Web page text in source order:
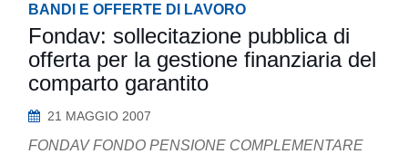
BANDI E OFFERTE DI LAVORO
Fondav: sollecitazione pubblica di
offerta per la gestione finanziaria del
comparto garantito
21 MAGGIO 2007
FONDAV FONDO PENSIONE COMPLEMENTARE